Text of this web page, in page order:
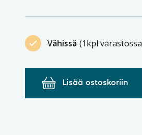
Vähissä (1kpl
Lisää ostoskoriin